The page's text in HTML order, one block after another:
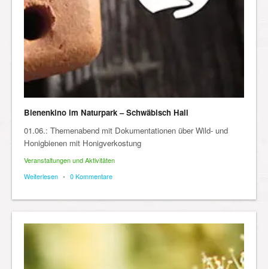
Bienenkino im Naturpark – Schwäbisch Hall
01.06.: Themenabend mit Dokumentationen über Wild- und
Honigbienen mit Honigverkostung
Veranstaltungen und Aktivitäten
Weiterlesen • 0 Kommentare